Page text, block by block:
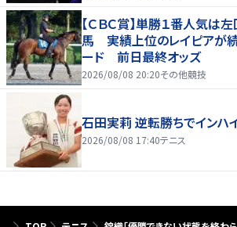
【ＣＢＣ賞】単勝１番人気は
馬 実績上位のレイピアが
ード 前日最終オッズ
2026/08/08 20:20その他競技
石田実莉 逆転勝ちでインハ
2026/08/08 17:40テニス